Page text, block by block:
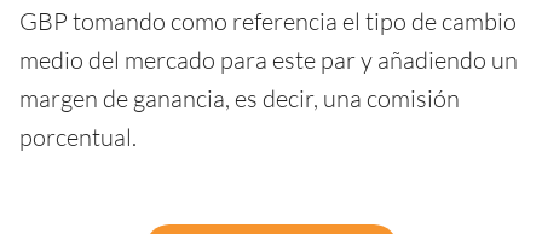
GBP tomando como referencia el tipo de cambio
medio del mercado para este par y añadiendo un
margen de ganancia, es decir, una comisión
porcentual.